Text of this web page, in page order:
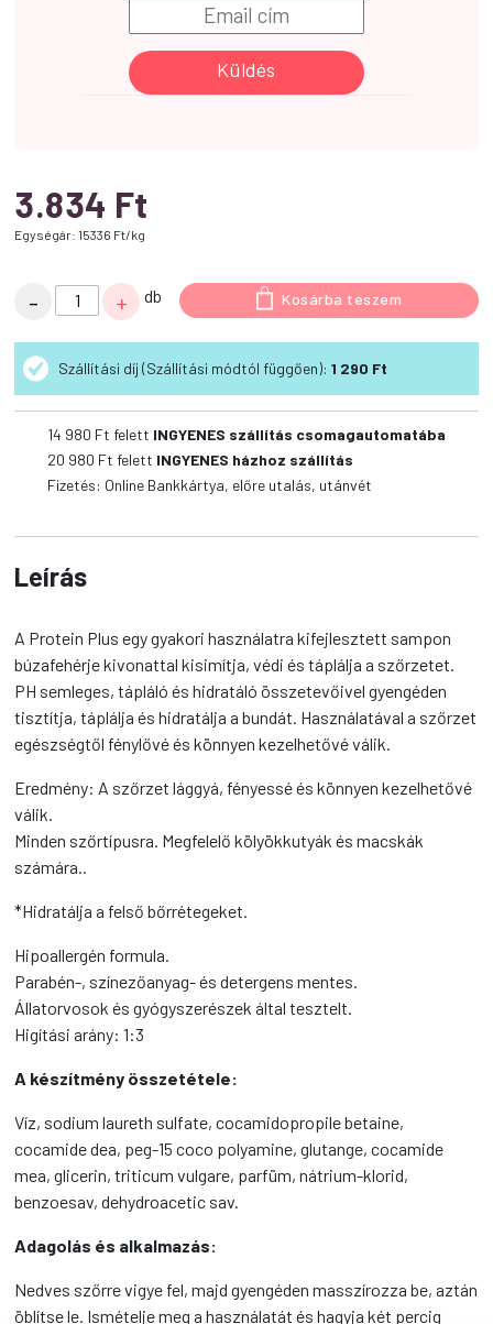
Küldés
3.834 Ft
Egységár: 15336 Ft/kg
-
Biogance
Protein
Plus
Shampoo
mennyiség
+ db Kosárba teszem
Szállítási díj (Szállítási módtól függően): 1 290 Ft
14 980 Ft felett INGYENES szállítás csomagautomatába
20 980 Ft felett INGYENES házhoz szállítás
Fizetés: Online Bankkártya, előre utalás, utánvét
Leírás
A Protein Plus egy gyakori használatra kifejlesztett sampon
búzafehérje kivonattal kisimítja, védi és táplálja a szőrzetet.
PH semleges, tápláló és hidratáló összetevőivel gyengéden
tisztítja, táplálja és hidratálja a bundát. Használatával a szőrzet
egészségtől fénylővé és könnyen kezelhetővé válik.
Eredmény: A szőrzet lággyá, fényessé és könnyen kezelhetővé
válik.
Minden szőrtípusra. Megfelelő kölyökkutyák és macskák
számára..
*Hidratálja a felső bőrrétegeket.
Hipoallergén formula.
Parabén-, színezőanyag- és detergens mentes.
Állatorvosok és gyógyszerészek által tesztelt.
Higítási arány: 1:3
A készítmény összetétele:
Víz, sodium laureth sulfate, cocamidopropile betaine,
cocamide dea, peg-15 coco polyamine, glutange, cocamide
mea, glicerin, triticum vulgare, parfüm, nátrium-klorid,
benzoesav, dehydroacetic sav.
Adagolás és alkalmazás:
Nedves szőrre vigye fel, majd gyengéden masszírozza be, aztán
öblítse le. Ismételje meg a használatát és hagyja két percig